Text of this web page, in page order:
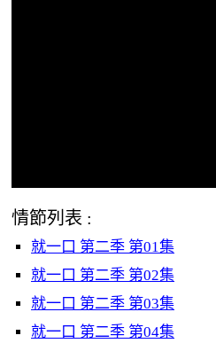
情節列表 :
就一口 第二季 第01集
就一口 第二季 第02集
就一口 第二季 第03集
就一口 第二季 第04集